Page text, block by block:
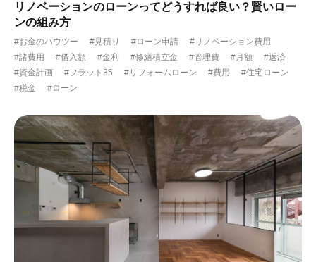
リノベーションのローンってどうすれば良い？賢いロー
ンの組み方
#お金のハウツー #見積り #ローン申請
#リノベーション費用
#諸費用
#借入額 #金利 #修繕積立金 #管理費 #月額
#返済
#資金計画
#フラット35 #リフォームローン #費用
#住宅ローン
#税金
#ローン